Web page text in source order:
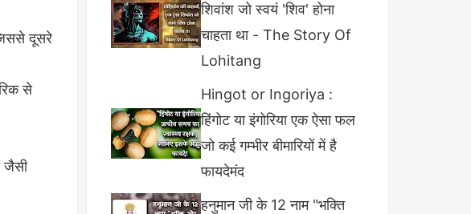
दूसरे
से
जैसी
शिवांश जो स्वयं 'शिव' होना
चाहता था - The Story Of
Lohitang
Hingot or Ingoriya :
हिंगोट या इंगोरिया एक ऐसा फल
जो कई गम्भीर बीमारियों में है
फायदेमंद
हनुमान जी के 12 नाम "भक्ति